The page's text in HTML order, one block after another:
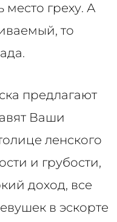
место греху. А
то
предлагают
Ваши
ленского
и грубости,
доход, все
в эскорте